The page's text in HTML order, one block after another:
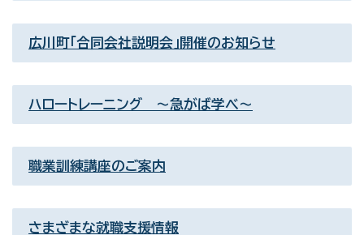
広川町「合同会社説明会」開催のお知らせ
ハロートレーニング 〜急がば学べ〜
職業訓練講座のご案内
さまざまな就職支援情報